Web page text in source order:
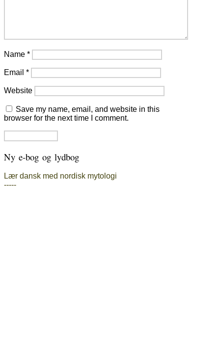
Name *
Email *
Website
Save my name, email, and website in this
browser for the next time I comment.
Ny e-bog og lydbog
Lær dansk med nordisk mytologi
-----